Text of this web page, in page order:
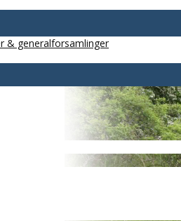
& generalforsamlinger